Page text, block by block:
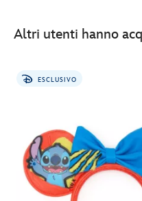
Altri utenti hanno
ESCLUSIVO